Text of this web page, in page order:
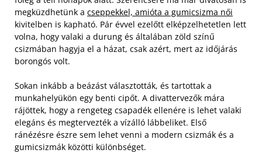
megküzdhetünk a cseppekkel, amióta a gumicsizma női
kivitelben is kapható. Pár évvel ezelőtt elképzelhetetlen lett
volna, hogy valaki a durung és általában zöld színű
csizmában hagyja el a házat, csak azért, mert az időjárás
borongós volt.
Sokan inkább a beázást választották, és tartottak a
munkahelyükön egy benti cipőt. A divattervezők mára
rájöttek, hogy a rengeteg csapadék ellenére is lehet valaki
elegáns és megtervezték a vízálló lábbeliket. Első
ránézésre észre sem lehet venni a modern csizmák és a
gumicsizmák közötti különbséget.